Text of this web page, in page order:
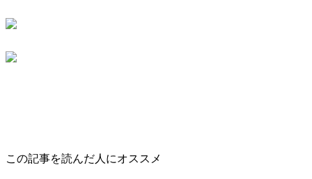
この記事を読んだ人にオススメ